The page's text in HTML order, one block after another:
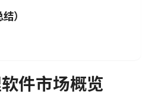
）
件市场概览